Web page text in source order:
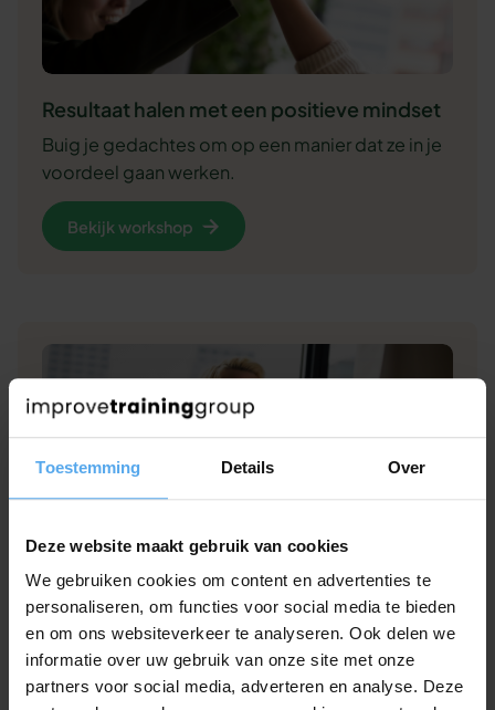
Toestemming Details Over
Deze website maakt gebruik van cookies
We gebruiken cookies om content en advertenties te
personaliseren, om functies voor social media te bieden
en om ons websiteverkeer te analyseren. Ook delen we
informatie over uw gebruik van onze site met onze
partners voor social media, adverteren en analyse. Deze
Resultaat halen met een positieve mindset
Buig je gedachtes om op een manier dat ze in je
voordeel gaan werken.
Bekijk workshop
Personal branding
Laat je werkgever, collega en klant zien wie je
bent en wat je kan.